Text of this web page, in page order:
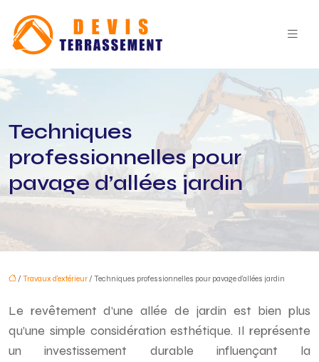
Techniques
professionnelles pour
pavage d’allées jardin
/ Travaux d'extérieur/ Techniques professionnelles pour pavage d’allées jardin
Le revêtement d’une allée de jardin est bien plus
qu’une simple considération esthétique. Il représente
un investissement durable influençant la